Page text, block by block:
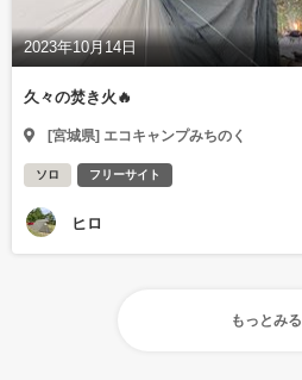
2023年10月14日
久々の焚き火🔥
[宮城県] エコキャンプみちのく
ソロ フリーサイト
ヒロ
もっとみる